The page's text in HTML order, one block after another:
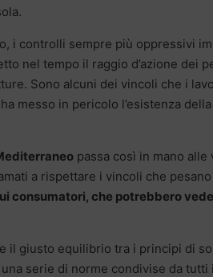
i controlli sempre più oppressivi
nel tempo il raggio d’azione dei
Sono alcuni dei vincoli che i
messo in pericolo l’esistenza
passa così in mano
a rispettare i vincoli che
consumatori, che potrebbero
il giusto equilibrio tra i principi di
serie di norme condivise da